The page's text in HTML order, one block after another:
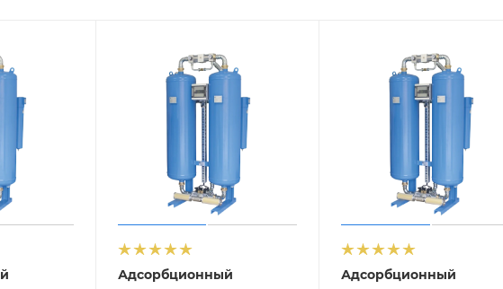
Адсорбционный
Адсорбционный